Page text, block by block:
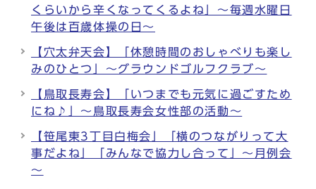
くらいから辛くなってくるよね」～毎週水曜日
午後は百歳体操の日～
【穴太弁天会】「休憩時間のおしゃべりも楽し
みのひとつ」～グラウンドゴルフクラブ～
【鳥取長寿会】「いつまでも元気に過ごすため
にね♪」～鳥取長寿会女性部の活動～
【笹尾東3丁目白梅会」「横のつながりって大
事だよね」「みんなで協力し合って」～月例会
～